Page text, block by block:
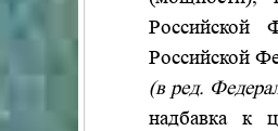
Российской
Российской
(в ред.
надбавка к